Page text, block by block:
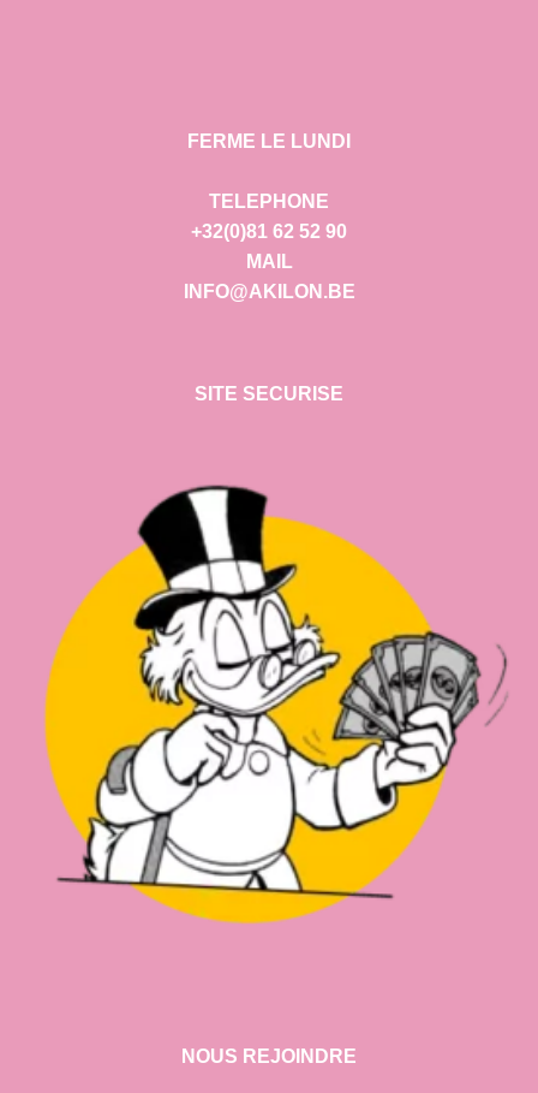
FERME LE LUNDI
TELEPHONE
+32(0)81 62 52 90
MAIL
INFO@AKILON.BE
SITE SECURISE
NOUS REJOINDRE